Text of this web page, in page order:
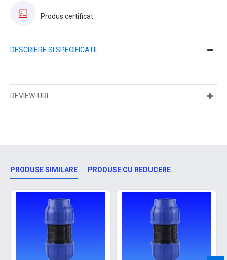
Produs certificat
DESCRIERE SI SPECIFICATII
REVIEW-URI
PRODUSE SIMILARE PRODUSE CU REDUCERE